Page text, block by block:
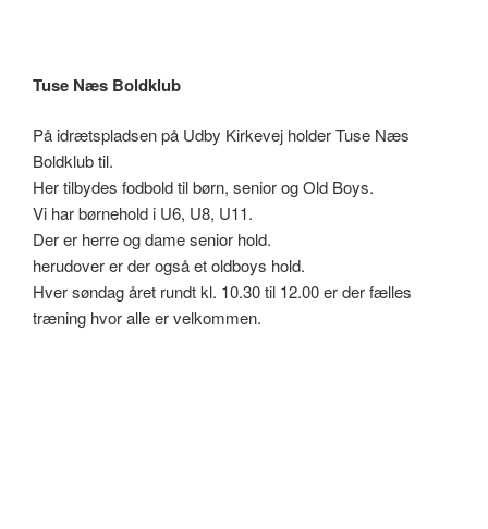
Tuse Næs Boldklub
På idrætspladsen på Udby Kirkevej holder Tuse Næs
Boldklub til.
Her tilbydes fodbold til børn, senior og Old Boys.
Vi har børnehold i U6, U8, U11.
Der er herre og dame senior hold.
herudover er der også et oldboys hold.
Hver søndag året rundt kl. 10.30 til 12.00 er der fælles
træning hvor alle er velkommen.